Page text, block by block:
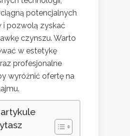
potencjalnych
i pozwolą zyskać
czynszu. Warto
w estetykę
profesjonalne
wyróżnić ofertę na